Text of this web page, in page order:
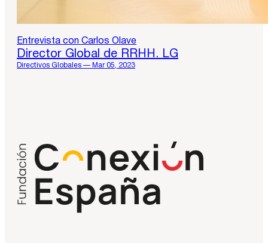
Entrevista con Carlos Olave
Director Global de RRHH. LG
Directivos Globales — Mar 05, 2023